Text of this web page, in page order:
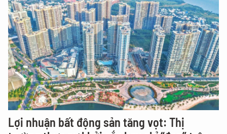
Lợi nhuận bất động sản tăng vọt: Thị